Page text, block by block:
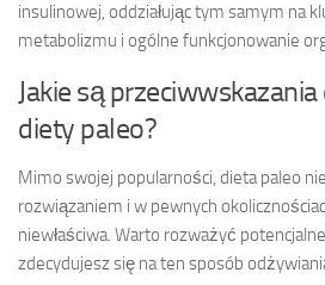
insulinowej, oddziałując tym samym na
metabolizmu i ogólne funkcjonowanie
Jakie są
diety paleo?
Mimo swojej popularności, dieta paleo
rozwiązaniem i w pewnych
niewłaściwa. Warto rozważyć
zdecydujesz się na ten sposób